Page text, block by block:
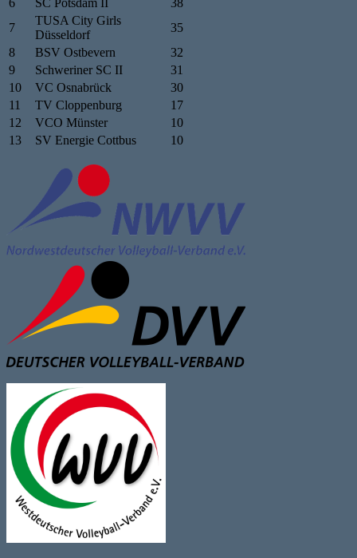
7
TUSA City Girls
Düsseldorf
35
8
BSV Ostbevern
32
9
Schweriner SC II
31
10
VC Osnabrück
30
11
TV Cloppenburg
17
12
VCO Münster
10
13
SV Energie Cottbus 10